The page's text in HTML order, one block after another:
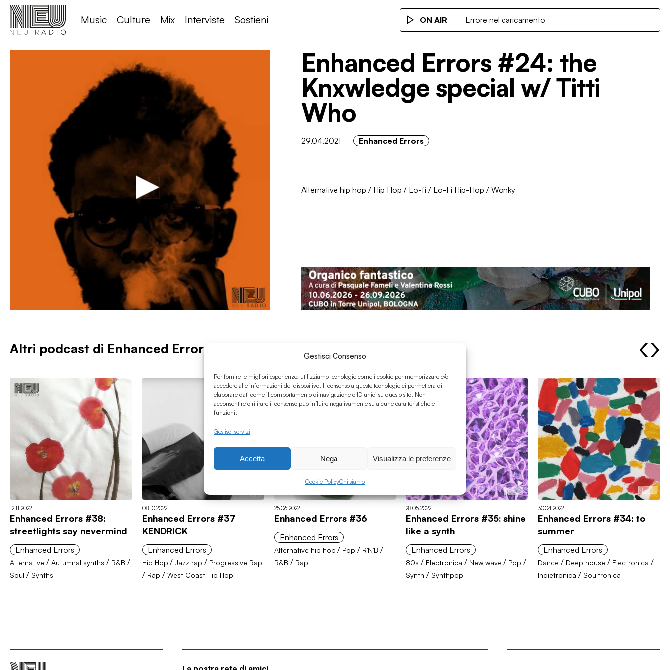
Gestisci Consenso
Per fornire le migliori esperienze, utilizziamo tecnologie come i cookie per memorizzare e/o
accedere alle informazioni del dispositivo. Il consenso a queste tecnologie ci permetterà di
elaborare dati come il comportamento di navigazione o ID unici su questo sito. Non
acconsentire o ritirare il consenso può influire negativamente su alcune caratteristiche e
funzioni.
Gestisci servizi
Accetta Nega Visualizza le preferenze
Cookie PolicyChi siamo
Music Culture Mix Interviste Sostieni ON AIR Errore nel caricamento
Enhanced Errors #24: the
Knxwledge special w/ Titti
Who
29.04.2021 Enhanced Errors
Alternative hip hop / Hip Hop / Lo-fi / Lo-Fi Hip-Hop / Wonky
Altri podcast di Enhanced Errors
12.11.2022
Enhanced Errors #38:
streetlights say nevermind
Enhanced Errors
Alternative / Autumnal synths / R&B /
Soul / Synths
08.10.2022
Enhanced Errors #37
KENDRICK
Enhanced Errors
Hip Hop / Jazz rap / Progressive Rap
/ Rap / West Coast Hip Hop
25.06.2022
Enhanced Errors #36
Enhanced Errors
Alternative hip hop / Pop / R'N'B /
R&B / Rap
28.05.2022
Enhanced Errors #35: shine
like a synth
Enhanced Errors
80s / Electronica / New wave / Pop /
Synth / Synthpop
30.04.2022
Enhanced Errors #34: to
summer
Enhanced Errors
Dance / Deep house / Electronica /
Indietronica / Soultronica
‹›